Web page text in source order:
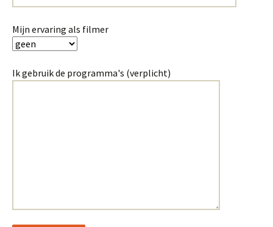
Mijn ervaring als filmer
Ik gebruik de programma's (verplicht)